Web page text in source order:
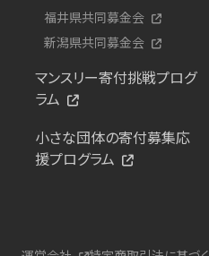
福井県共同募金会
新潟県共同募金会
マンスリー寄付挑戦プログ
ラム
小さな団体の寄付募集応
援プログラム